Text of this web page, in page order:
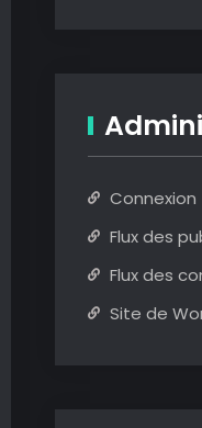
Connexion
Flux des
Flux des
Site de